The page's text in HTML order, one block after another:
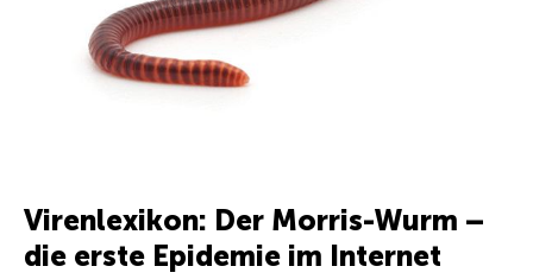
Virenlexikon: Der Morris-Wurm –
die erste Epidemie im Internet